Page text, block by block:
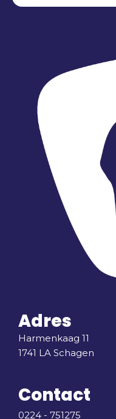
Adres
Harmenkaag 11
1741 LA Schagen
Contact
0224 - 751275